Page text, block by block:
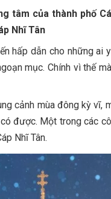
tâm của thành phố
Nhĩ Tân
hấp dẫn cho những ai
mục. Chính vì thế
cảnh mùa đông kỳ vĩ,
được. Một trong các
Nhĩ Tân.